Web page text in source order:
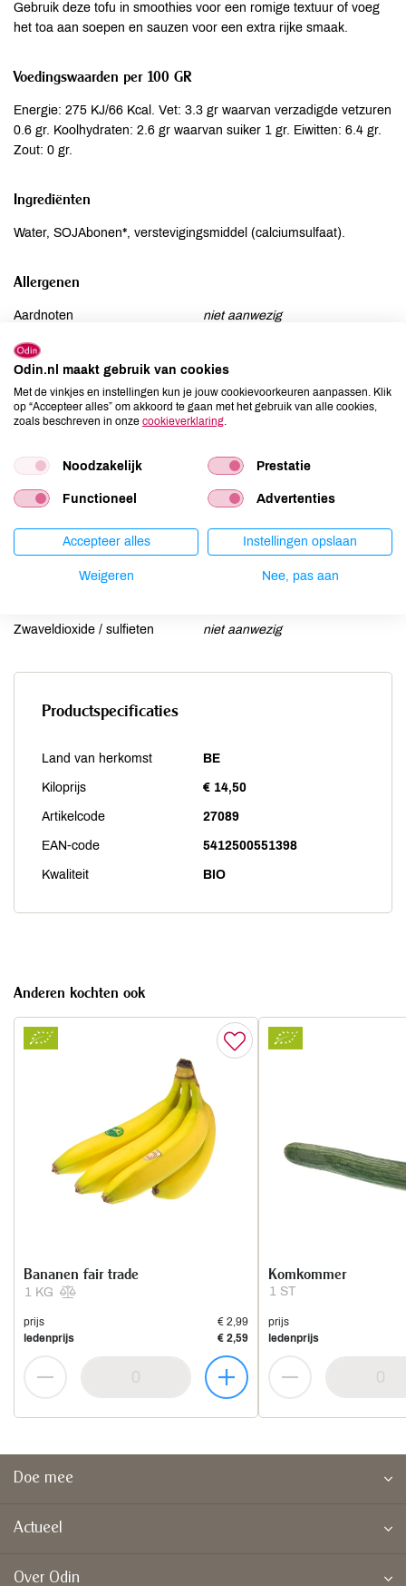
Gebruik deze tofu in smoothies voor een romige textuur of voeg
het toa aan soepen en sauzen voor een extra rijke smaak.
Voedingswaarden per 100 GR
Energie: 275 KJ/66 Kcal. Vet: 3.3 gr waarvan verzadigde vetzuren
0.6 gr. Koolhydraten: 2.6 gr waarvan suiker 1 gr. Eiwitten: 6.4 gr.
Zout: 0 gr.
Ingrediënten
Water, SOJAbonen*, verstevigingsmiddel (calciumsulfaat).
Allergenen
Aardnoten
niet aanwezig
Ei
Gluten
niet aanwezig
Lactose
niet aanwezig
Lupine
niet aanwezig
Noten
niet aanwezig
Schaaldieren
niet aanwezig
Selderij
niet aanwezig
Sesam
niet aanwezig
Soja
aanwezig
niet aanwezig
Zwaveldioxide / sulfieten
niet aanwezig
Productspecificaties
Land van herkomst BE
Kiloprijs € 14,50
Artikelcode 27089
EAN-code 5412500551398
Kwaliteit BIO
Anderen kochten ook
1 KG
Bananen fair trade
prijs
€ 2,99
ledenprijs
€ 2,59
1 ST
Komkommer
prijs
ledenprijs
Doe mee
Actueel
Over Odin
Odin.nl maakt gebruik van cookies
Met de vinkjes en instellingen kun je jouw cookievoorkeuren aanpassen. Klik
op “Accepteer alles” om akkoord te gaan met het gebruik van alle cookies,
zoals beschreven in onze cookieverklaring.
Noodzakelijk Prestatie
Functioneel Advertenties
Accepteer alles Instellingen opslaan
Weigeren Nee, pas aan